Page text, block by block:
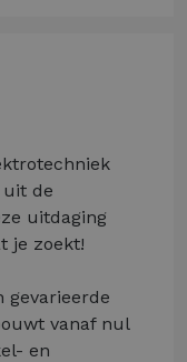
uit de
uitdaging
je zoekt!
gevarieerde
vanaf nul
en